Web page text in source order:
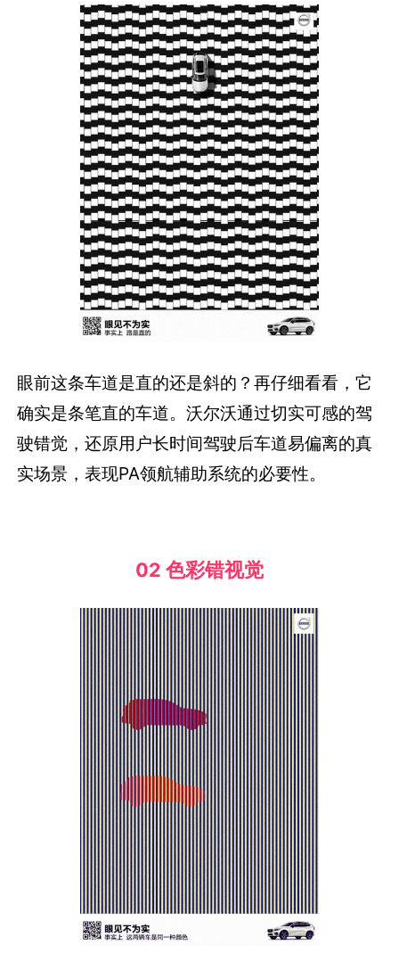
眼前这条车道是直的还是斜的？再仔细看看，它
确实是条笔直的车道。沃尔沃通过切实可感的驾
驶错觉，还原用户长时间驾驶后车道易偏离的真
实场景，表现PA领航辅助系统的必要性。
02 色彩错视觉